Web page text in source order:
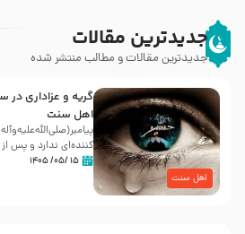
جدیدترین مقالات
جدیدترین مقالات و مطالب منتشر شده
اهل سنت
گریه و عزاداری در
اهل سنت
کننده‌ای ندارد و پس
۱۵ /۰۵/ ۱۴۰۵